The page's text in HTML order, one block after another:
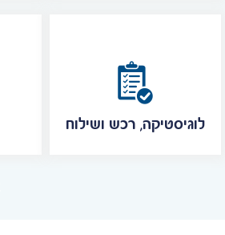
לוגיסטיקה, רכש ושילוח